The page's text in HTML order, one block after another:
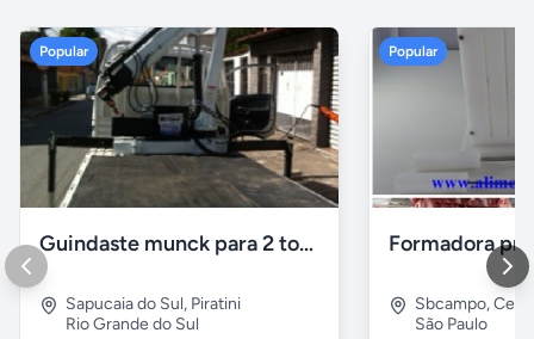
Popular
Guindaste munck para 2 toneladas
Sapucaia do Sul, Piratini
Rio Grande do Sul
Popular
Sbcampo,
São Paulo